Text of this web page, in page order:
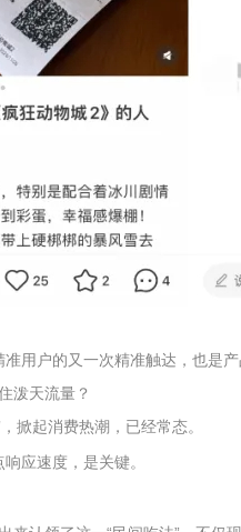
用户的又一次精准触达，也是
泼天流量？
掀起消费热潮，已经常态。
应速度，是关键。